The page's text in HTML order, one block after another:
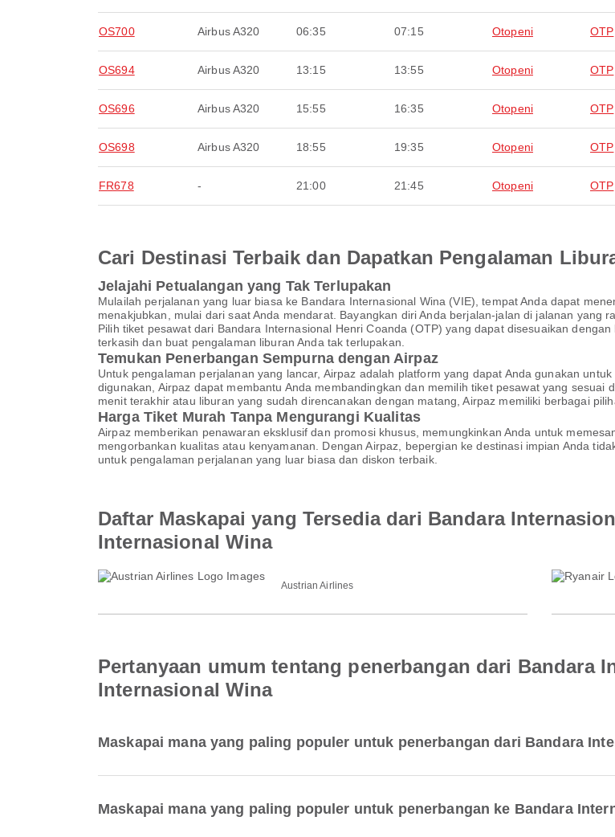
OS700 Airbus A320 06:35 07:15 Otopeni OTP
OS694 Airbus A320 13:15 13:55 Otopeni OTP
OS696 Airbus A320 15:55 16:35 Otopeni OTP
OS698 Airbus A320 18:55 19:35 Otopeni OTP
FR678 - 21:00 21:45 Otopeni OTP
Cari Destinasi Terbaik dan Dapatkan Pengalaman
Jelajahi Petualangan yang Tak Terlupakan
Mulailah perjalanan yang luar biasa ke Bandara Internasional Wina (VIE), tempat Anda dapat
menakjubkan, mulai dari saat Anda mendarat. Bayangkan diri Anda berjalan-jalan di jalanan yang
Pilih tiket pesawat dari Bandara Internasional Henri Coanda (OTP) yang dapat disesuaikan
terkasih dan buat pengalaman liburan Anda tak terlupakan.
Temukan Penerbangan Sempurna dengan Airpaz
Untuk pengalaman perjalanan yang lancar, Airpaz adalah platform yang dapat Anda gunakan
digunakan, Airpaz dapat membantu Anda membandingkan dan memilih tiket pesawat yang
menit terakhir atau liburan yang sudah direncanakan dengan matang, Airpaz memiliki berbagai
Harga Tiket Murah Tanpa Mengurangi Kualitas
Airpaz memberikan penawaran eksklusif dan promosi khusus, memungkinkan Anda untuk
mengorbankan kualitas atau kenyamanan. Dengan Airpaz, bepergian ke destinasi impian Anda
untuk pengalaman perjalanan yang luar biasa dan diskon terbaik.
Daftar Maskapai yang Tersedia dari Bandara
Internasional Wina
Austrian Airlines
Pertanyaan umum tentang penerbangan dari Bandara
Internasional Wina
Maskapai mana yang paling populer untuk penerbangan dari Bandara
Maskapai mana yang paling populer untuk penerbangan ke Bandara